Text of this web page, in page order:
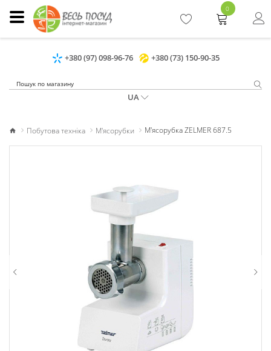
+380 (97) 098-96-76 +380 (73) 150-90-35
UA
0
Побутова техніка М'ясорубки М'ясорубка ZELMER 687.5